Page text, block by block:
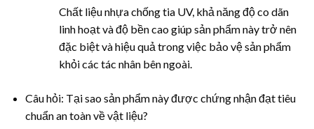
Chất liệu nhựa chống tia UV, khả năng độ co dãn
linh hoạt và độ bền cao giúp sản phẩm này trở nên
đặc biệt và hiệu quả trong việc bảo vệ sản phẩm
khỏi các tác nhân bên ngoài.
Câu hỏi: Tại sao sản phẩm này được chứng nhận đạt tiêu
chuẩn an toàn về vật liệu?